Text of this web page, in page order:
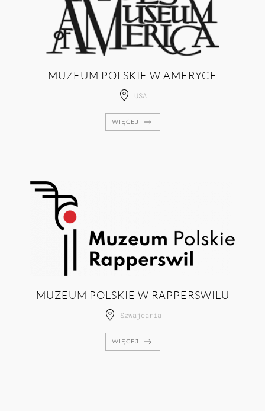
MUZEUM POLSKIE W AMERYCE
USA
WIĘCEJ
MUZEUM POLSKIE W RAPPERSWILU
Szwajcaria
WIĘCEJ